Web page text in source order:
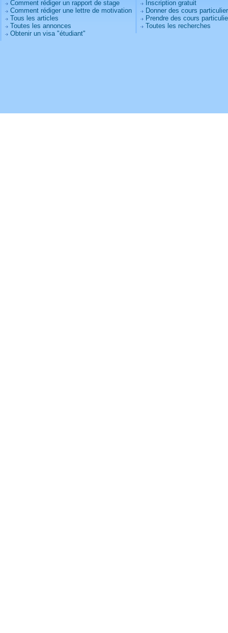
Comment rédiger un rapport de stage
Comment rédiger une lettre de motivation
Tous les articles
Toutes les annonces
Obtenir un visa "étudiant"
Inscription gratuit
Donner des cours
Prendre des cours
Toutes les recherches